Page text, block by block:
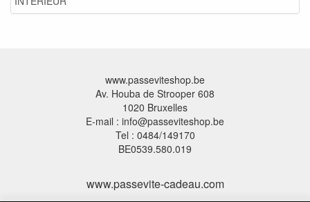
www.passeviteshop.be
Av. Houba de Strooper 608
1020 Bruxelles
E-mail : info@passeviteshop.be
Tel : 0484/149170
BE0539.580.019
www.passevite-cadeau.com